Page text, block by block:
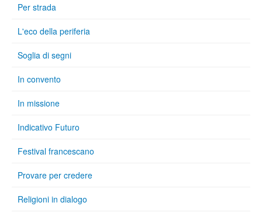
Per strada
L'eco della periferia
Soglia di segni
In convento
In missione
Indicativo Futuro
Festival francescano
Provare per credere
Religioni in dialogo